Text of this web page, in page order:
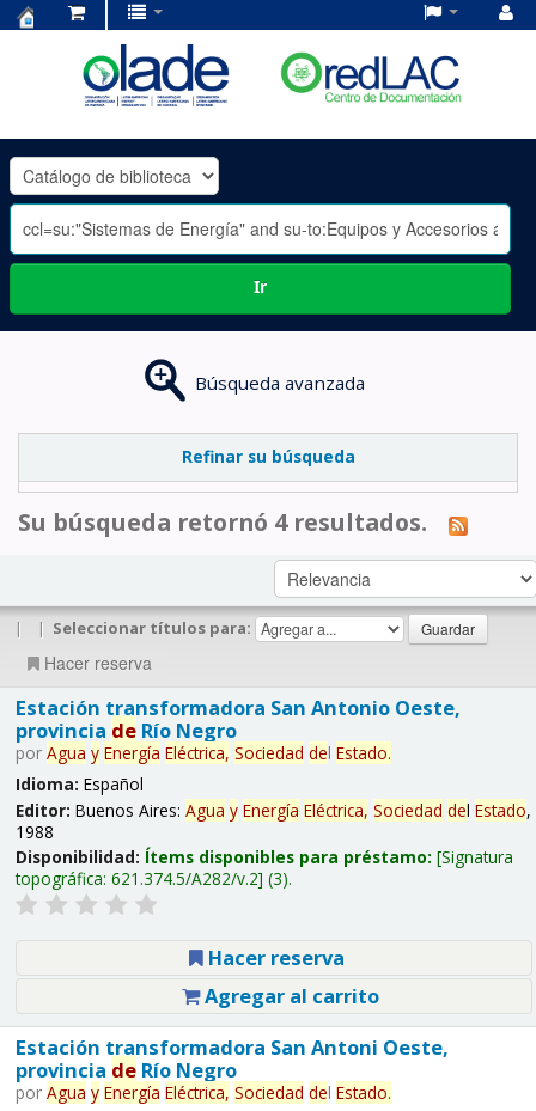
OLADE
-
Ir
Búsqueda avanzada
Refinar su búsqueda
Su búsqueda retornó 4 resultados.
| | Seleccionar títulos para:
Hacer reserva
Estación transformadora San Antonio Oeste,
provincia deRío Negro
por Agua y Energía Eléctrica, Sociedad del Estado.
Idioma: Español
Editor: Buenos Aires: Agua y Energía Eléctrica, Sociedad del Estado,
1988
Disponibilidad: Ítems disponibles para préstamo: Signatura
topográfica: 621.374.5/A282/v.2 (3).
Hacer reserva
Agregar al carrito
Estación transformadora San Antoni Oeste,
provincia deRío Negro
por Agua y Energía Eléctrica, Sociedad del Estado.